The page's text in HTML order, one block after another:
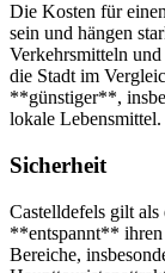
Die Kosten für
sein und hängen
Verkehrsmitteln
die Stadt im
**günstiger**,
lokale Lebensmittel.
Sicherheit
Castelldefels gilt
**entspannt**
Bereiche,